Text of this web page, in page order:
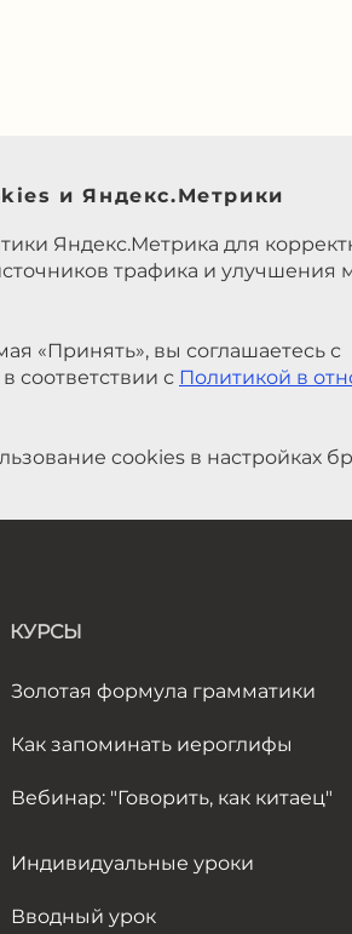
и Яндекс.Метрики
Яндекс.Метрика для
трафика и улучшения
«Принять», вы соглашаетесь с
соответствии с Политикой в
cookies в настройках
КУРСЫ
Золотая формула грамматики
Как запоминать иероглифы
Вебинар: "Говорить, как китаец"
Индивидуальные уроки
Вводный урок